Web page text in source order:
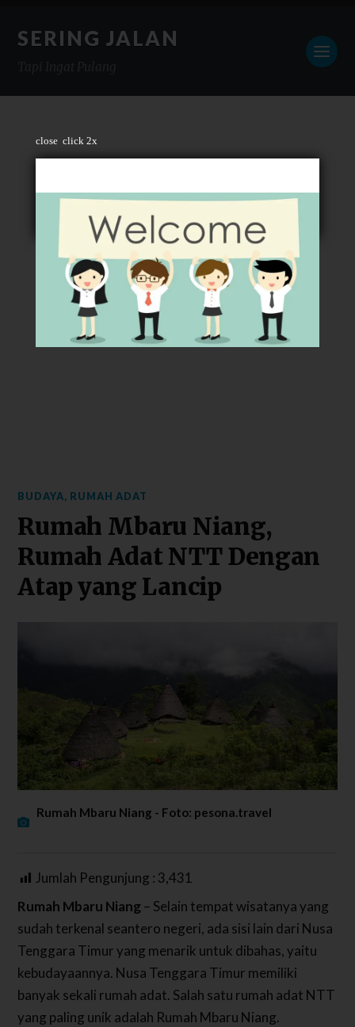
close click 2x
SERING JALAN
BUDAYA, RUMAH ADAT
Rumah Mbaru Niang,
Rumah Adat NTT Dengan
Atap yang Lancip
Rumah Mbaru Niang - Foto: pesona.travel
Jumlah Pengunjung : 3,431
Rumah Mbaru Niang– Selain tempat wisatanya yang
sudah terkenal seantero negeri, ada sisi lain dari Nusa
Tenggara Timur yang menarik untuk dibahas, yaitu
kebudayaannya. Nusa Tenggara Timur memiliki
banyak sekali rumah adat. Salah satu rumah adat NTT
yang paling unik adalah Rumah Mbaru Niang.